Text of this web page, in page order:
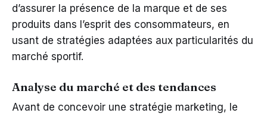
d’assurer la présence de la marque et de ses
produits dans l’esprit des consommateurs, en
usant de stratégies adaptées aux particularités du
marché sportif.
Analyse du marché et des tendances
Avant de concevoir une stratégie marketing, le